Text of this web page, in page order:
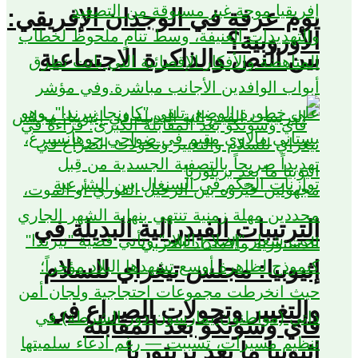
يوم عرفة في الوجدان الإفريقي:
بين النص والذاكرة الاجتماعية
الترتيبات الفيدرالية البديلة في
إثيوبيا: مجلس تيغراي للسلام
والتغيير وتحولات الصراع في
اثيوبيا ما بعد بريتوريا
الأوروبية؟
فاي وسونكو بعد المقابلة